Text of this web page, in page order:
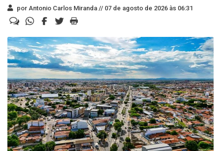
por Antonio Carlos Miranda // 07 de agosto de 2026 às 06:31